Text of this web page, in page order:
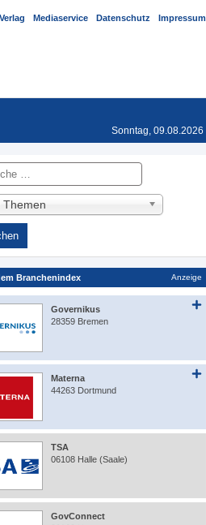
Verlag Mediaservice Datenschutz Impressum
Sonntag, 09.08.2026
Themen
Branchenindex Anzeige
Governikus
28359 Bremen
Materna
44263 Dortmund
TSA
06108 Halle (Saale)
GovConnect